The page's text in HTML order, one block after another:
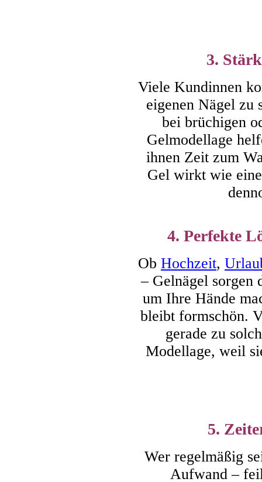
3.
Viele Kundinnen
eigenen Nägel zu
bei brüchigen
Gelmodellage
ihnen Zeit zum
Gel wirkt wie
4. Perfekte
Ob Hochzeit,
– Gelnägel sorgen
um Ihre Hände
bleibt formschön.
gerade zu
Modellage, weil
5.
Wer regelmäßig
Aufwand –